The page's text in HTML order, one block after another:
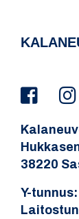
38220
Y-